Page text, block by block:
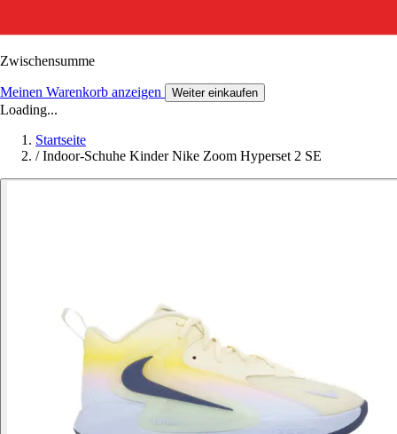
Zwischensumme
Meinen Warenkorb anzeigen Weiter einkaufen
Loading...
Startseite
/ Indoor-Schuhe Kinder Nike Zoom Hyperset 2 SE